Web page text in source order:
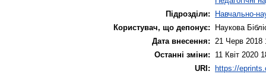
Підрозділи:
Навчально-
Користувач, що депонує:
Наукова
Дата внесення:
21 Черв 2018
Останні зміни:
11 Квіт 2020
URI: https://